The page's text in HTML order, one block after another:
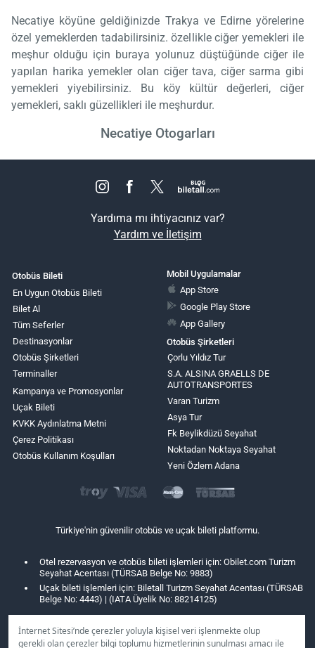
İnternet Sitesi’nde çerezler yoluyla kişisel veri işlenmekte olup
gerekli olan çerezler bilgi toplumu hizmetlerinin sunulması amacı ile
Necatiye köyüne geldiğinizde Trakya ve Edirne yörelerine
özel yemeklerden tadabilirsiniz. özellikle ciğer yemekleri ile
meşhur olduğu için buraya yolunuz düştüğünde ciğer ile
yapılan harika yemekler olan ciğer tava, ciğer sarma gibi
yemekleri yiyebilirsiniz. Bu köy kültür değerleri, ciğer
yemekleri, saklı güzellikleri ile meşhurdur.
Necatiye Otogarları
Yardıma mı ihtiyacınız var?
Yardım ve İletişim
Otobüs Bileti
En Uygun Otobüs Bileti
Bilet Al
Tüm Seferler
Destinasyonlar
Otobüs Şirketleri
Terminaller
Kampanya ve Promosyonlar
Uçak Bileti
KVKK Aydınlatma Metni
Çerez Politikası
Otobüs Kullanım Koşulları
Mobil Uygulamalar
App Store
Google Play Store
App Gallery
Otobüs Şirketleri
Çorlu Yıldız Tur
S.A. ALSINA GRAELLS DE
AUTOTRANSPORTES
Varan Turizm
Asya Tur
Fk Beylikdüzü Seyahat
Noktadan Noktaya Seyahat
Yeni Özlem Adana
Türkiye'nin güvenilir otobüs ve uçak bileti platformu.
Otel rezervasyon ve otobüs bileti işlemleri için: Obilet.com Turizm
Seyahat Acentası (TÜRSAB Belge No: 9883)
Uçak bileti işlemleri için: Biletall Turizm Seyahat Acentası (TÜRSAB
Belge No: 4443) | (IATA Üyelik No: 88214125)